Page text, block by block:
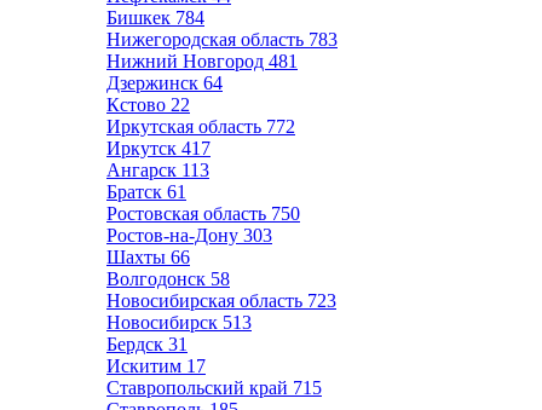
Бишкек 784
Нижегородская область 783
Нижний Новгород 481
Дзержинск 64
Кстово 22
Иркутская область 772
Иркутск 417
Ангарск 113
Братск 61
Ростовская область 750
Ростов-на-Дону 303
Шахты 66
Волгодонск 58
Новосибирская область 723
Новосибирск 513
Бердск 31
Искитим 17
Ставропольский край 715